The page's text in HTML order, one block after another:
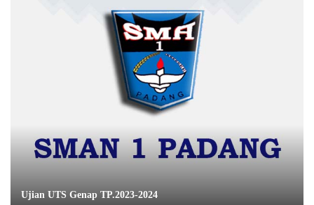
Ujian UTS Genap TP.2023-2024